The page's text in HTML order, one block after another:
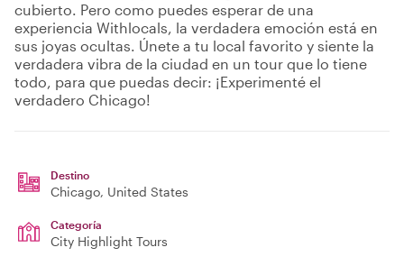
cubierto. Pero como puedes esperar de una
experiencia Withlocals, la verdadera emoción está en
sus joyas ocultas. Únete a tu local favorito y siente la
verdadera vibra de la ciudad en un tour que lo tiene
todo, para que puedas decir: ¡Experimenté el
verdadero Chicago!
Destino
Chicago, United States
Categoría
City Highlight Tours